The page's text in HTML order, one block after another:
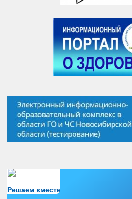
Решаем вместе